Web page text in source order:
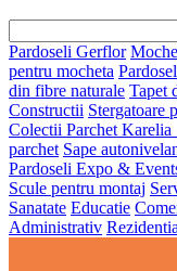
Pardoseli Gerflor
pentru mocheta
din fibre naturale Tapet
Constructii Stergatoare
Colectii Parchet Karelia
parchet Sape
Pardoseli Expo &
Scule pentru montaj
Sanatate Educatie
Administrativ